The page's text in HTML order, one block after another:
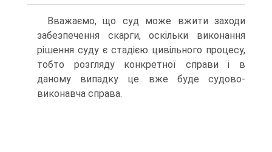
Вважаємо, що суд може вжити заходи
забезпечення скарги, оскільки виконання
рішення суду є стадією цивільного процесу,
тобто розгляду конкретної справи і в
даному випадку це вже буде судово-
виконавча справа.